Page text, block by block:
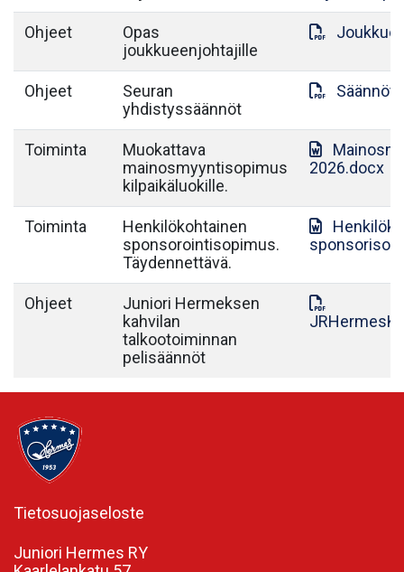
Ohjeet
Opas
joukkueenjohtajille
Ohjeet
Seuran
yhdistyssäännöt
Toiminta
Muokattava
mainosmyyntisopimus
kilpaikäluokille.
2026.docx
Toiminta
Henkilökohtainen
sponsorointisopimus.
Täydennettävä.
Ohjeet
Juniori Hermeksen
kahvilan
talkootoiminnan
pelisäännöt
Tietosuojaseloste
Juniori Hermes RY